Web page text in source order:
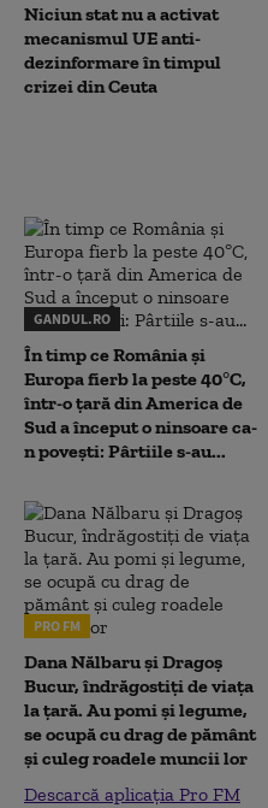
Niciun stat nu a activat
mecanismul UE anti-
dezinformare în timpul
crizei din Ceuta
GANDUL.RO
În timp ce România și
Europa fierb la peste 40°C,
într-o țară din America de
Sud a început o ninsoare ca-
n povești: Pârtiile s-au...
PRO FM
Dana Nălbaru și Dragoș
Bucur, îndrăgostiți de viața
la țară. Au pomi și legume,
se ocupă cu drag de pământ
și culeg roadele muncii lor
Descarcă aplicația Pro FM